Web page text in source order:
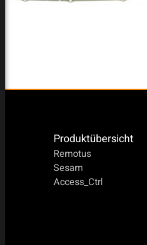
Produktübersicht
Remotus
Sesam
Access_Ctrl